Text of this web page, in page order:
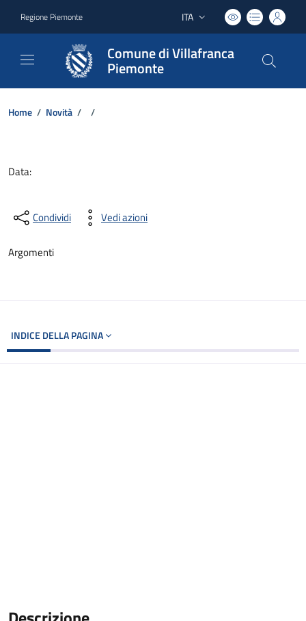
Regione Piemonte Lingua attiva:
ITA
Comune di Villafranca
Piemonte
Home / Novità / /
Data:
Condividi Vedi azioni
Argomenti
INDICE DELLA PAGINA